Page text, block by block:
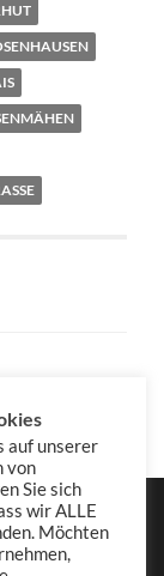
auf unserer
von
Sie sich
wir ALLE
Möchten